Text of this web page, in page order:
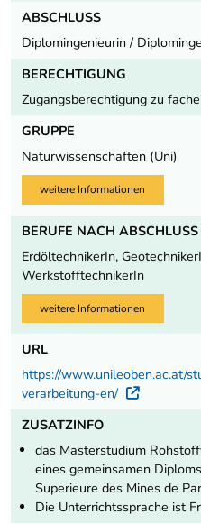
ABSCHLUSS
Diplomingenieurin /
BERECHTIGUNG
Zugangsberechtigung zu
GRUPPE
Naturwissenschaften (Uni)
weitere Informationen
BERUFE NACH ABSCHLUSS
ErdöltechnikerIn,
WerkstofftechnikerIn
weitere Informationen
URL
https://www.unileoben.ac.at/
verarbeitung-en/
ZUSATZINFO
das Masterstudium
eines gemeinsamen
Superieure des Mines de
Die Unterrichtssprache ist